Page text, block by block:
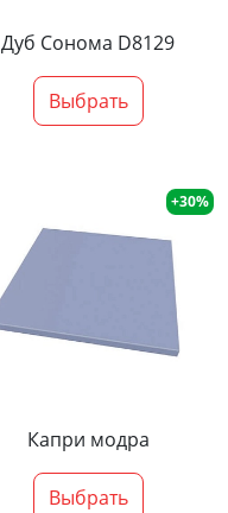
Дуб Сонома D8129
Выбрать
+30%
Капри модра
Выбрать